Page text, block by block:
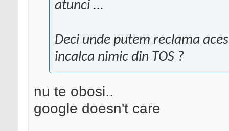
atunci ...
Deci unde putem reclama
incalca nimic din TOS ?
nu te obosi..
google doesn't care